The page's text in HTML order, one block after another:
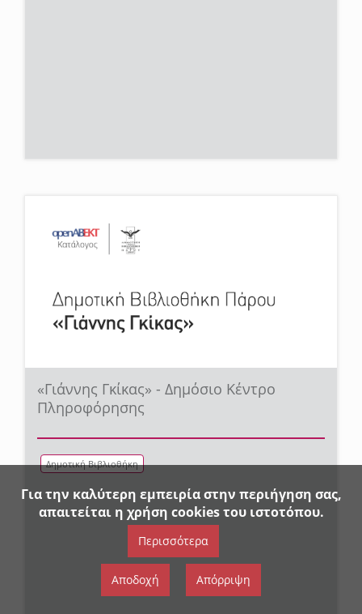
«Γιάννης Γκίκας» - Δημόσιο Κέντρο
Πληροφόρησης
Δημοτική Βιβλιοθήκη
Για την καλύτερη εμπειρία στην περιήγηση σας,
απαιτείται η χρήση cookies του ιστοτόπου.
Περισσότερα
Αποδοχή Απόρριψη